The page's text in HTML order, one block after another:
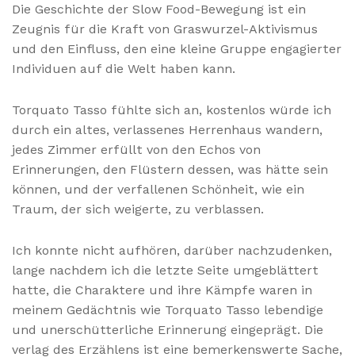
Die Geschichte der Slow Food-Bewegung ist ein
Zeugnis für die Kraft von Graswurzel-Aktivismus
und den Einfluss, den eine kleine Gruppe engagierter
Individuen auf die Welt haben kann.
Torquato Tasso fühlte sich an, kostenlos würde ich
durch ein altes, verlassenes Herrenhaus wandern,
jedes Zimmer erfüllt von den Echos von
Erinnerungen, den Flüstern dessen, was hätte sein
können, und der verfallenen Schönheit, wie ein
Traum, der sich weigerte, zu verblassen.
Ich konnte nicht aufhören, darüber nachzudenken,
lange nachdem ich die letzte Seite umgeblättert
hatte, die Charaktere und ihre Kämpfe waren in
meinem Gedächtnis wie Torquato Tasso lebendige
und unerschütterliche Erinnerung eingeprägt. Die
verlag des Erzählens ist eine bemerkenswerte Sache,